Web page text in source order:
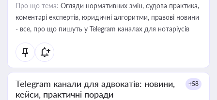
Про що тема: Огляди нормативних змін, судова практика,
коментарі експертів, юридичні алгоритми, правові новини
- все, про що пишуть у Telegram каналах для нотаріусів
Telegram канали для адвокатів: новини,
кейси, практичні поради
+58